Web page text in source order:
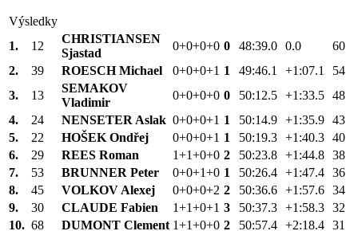
Výsledky
1.
12
CHRISTIANSEN
Sjastad
0+0+0+0 0 48:39.0 0.0
60
2.
39 ROESCH Michael 0+0+0+1 1 49:46.1 +1:07.1
54
3.
13
SEMAKOV
Vladimir
0+0+0+0 0 50:12.5 +1:33.5 48
4.
24 NENSETER Aslak 0+0+0+1 1 50:14.9 +1:35.9 43
5.
22 HOŠEK Ondřej 0+0+0+1 1 50:19.3 +1:40.3 40
6.
29 REES Roman 1+1+0+0 2 50:23.8 +1:44.8 38
7.
53 BRUNNER Peter 0+0+1+0 1 50:26.4 +1:47.4 36
8.
45 VOLKOV Alexej 0+0+0+2 2 50:36.6 +1:57.6 34
9.
30 CLAUDE Fabien 1+1+0+1 3 50:37.3 +1:58.3 32
10. 68 DUMONT Clement 1+1+0+0 2 50:57.4 +2:18.4 31